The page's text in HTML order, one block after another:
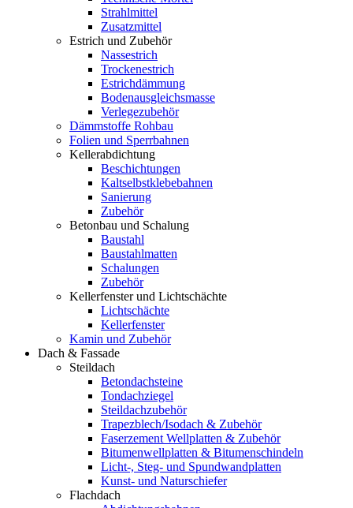
Strahlmittel
Zusatzmittel
Estrich und Zubehör
Nassestrich
Trockenestrich
Estrichdämmung
Bodenausgleichsmasse
Verlegezubehör
Dämmstoffe Rohbau
Folien und Sperrbahnen
Kellerabdichtung
Beschichtungen
Kaltselbstklebebahnen
Sanierung
Zubehör
Betonbau und Schalung
Baustahl
Baustahlmatten
Schalungen
Zubehör
Kellerfenster und Lichtschächte
Lichtschächte
Kellerfenster
Kamin und Zubehör
Dach & Fassade
Steildach
Betondachsteine
Tondachziegel
Steildachzubehör
Trapezblech/Isodach & Zubehör
Faserzement Wellplatten & Zubehör
Bitumenwellplatten & Bitumenschindeln
Licht-, Steg- und Spundwandplatten
Kunst- und Naturschiefer
Flachdach